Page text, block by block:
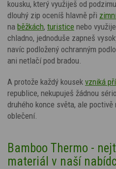
kousku, který využiješ od
dlouhý zip oceníš hlavně při
na běžkách, turistice nebo
chladno, jednoduše zapneš
navíc podložený ochranným
ani netlačí pod bradou.
A protože každý kousek vzniká
republice, nekupuješ žádnou
druhého konce světa, ale
oblečení.
Bamboo Thermo -
materiál v naší